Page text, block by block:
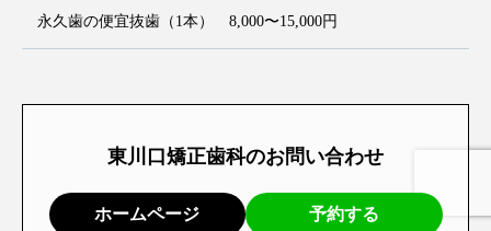
永久歯の便宜抜歯（1本） 8,000〜15,000円
東川口矯正歯科のお問い合わせ
ホームページ 予約する